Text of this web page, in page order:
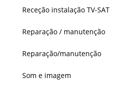
Receção instalação TV-SAT
Reparação / manutenção
Reparação/manutenção
Som e imagem